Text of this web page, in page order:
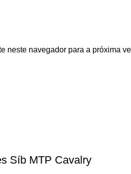
neste navegador para a próxima
Síb MTP Cavalry